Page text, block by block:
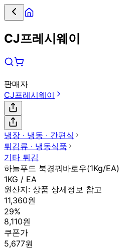
CJ프레시웨이
판매자
CJ프레시웨이
냉장 ∙ 냉동 ∙ 간편식
튀김류 ∙ 냉동식품
기타 튀김
하늘푸드 북경꿔바로우(1Kg/EA)
1KG / EA
원산지: 상품 상세정보 참고
11,360원
29%
8,110원
쿠폰가
5,677원